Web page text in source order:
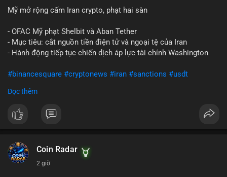
Mỹ mở rộng cấm Iran crypto, phạt hai sàn
- OFAC Mỹ phạt Shelbit và Aban Tether
- Mục tiêu: cắt nguồn tiền điện tử và ngoại tệ của Iran
- Hành động tiếp tục chiến dịch áp lực tài chính Washington
#binancesquare #cryptonews #iran #sanctions #usdt
$usdt
#vlikevn #titanbot
Đọc thêm
Coin Radar
2 giờ